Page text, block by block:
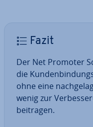
Fazit
Der Net Promoter
die
ohne eine
wenig zur
beitragen.